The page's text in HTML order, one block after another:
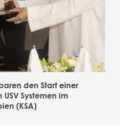
den Start einer
Systemen im
(KSA)